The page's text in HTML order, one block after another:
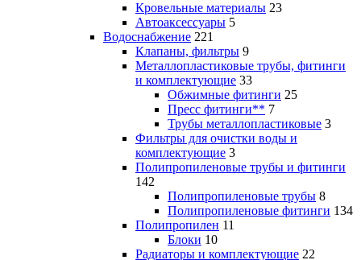
Кровельные материалы 23
Автоаксессуары 5
Водоснабжение 221
Клапаны, фильтры 9
Металлопластиковые трубы, фитинги
и комплектующие 33
Обжимные фитинги 25
Пресс фитинги** 7
Трубы металлопластиковые 3
Фильтры для очистки воды и
комплектующие 3
Полипропиленовые трубы и фитинги
142
Полипропиленовые трубы 8
Полипропиленовые фитинги 134
Полипропилен 11
Блоки 10
Радиаторы и комплектующие 22